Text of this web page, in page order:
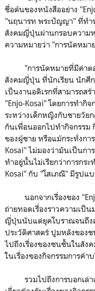
ชื่อต้นของหนังสืออย่าง
"นฤนารท พระปัญญา" ที่ทำ
สังคมญี่ปุ่นผ่านกรอบความห
ความหมายว่า "การนัดหม
"การนัดหมายที่มีค่าตอ
สังคมญี่ปุ่น ที่นักเรียน นักศึ
เป็นงานอดิเรกที่สามารถส
"Enjo-Kosai" โดยการทำกิ
ระหว่างเด็กหญิงกับชายวัย
กันเพื่อนออกไปทำกิจกรรม
ของผู้ชาย หรือแม้กระทั่งกา
Kosai" ไม่มองว่ามันเป็นกา
ทำอยู่นั้นไม่เรียกว่าการกระ
Kosai" กับ "โสเภณี" มีรูปแ
นอกจากเรื่องของ
ถ่ายทอดเรื่องราวความเป็
ญี่ปุ่นนับแต่ยุคโบราณจนถึง
ประวัติศาสตร์ ปูมหลังของ
ไปถึงเรื่องของชนชั้นในสัง
ในเรื่องของกิจกรรมการค้
รวมไปถึงการบอกเล่าเ